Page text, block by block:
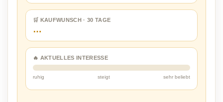
🛒 KAUFWUNSCH · 30 TAGE
…
🔥 AKTUELLES INTERESSE
ruhig steigt sehr beliebt